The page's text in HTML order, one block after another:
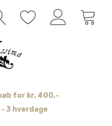
for kr. 400,-
3 hverdage